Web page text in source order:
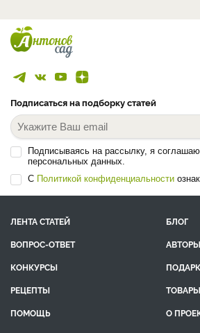
Подписаться на подборку статей
Подписываясь на рассылку, я
персональных данных.
С Политикой конфиденциальности
ЛЕНТА СТАТЕЙ
БЛОГ
ВОПРОС-ОТВЕТ
АВТОРЫ
КОНКУРСЫ
РЕЦЕПТЫ
ТОВАРЫ
ПОМОЩЬ
О